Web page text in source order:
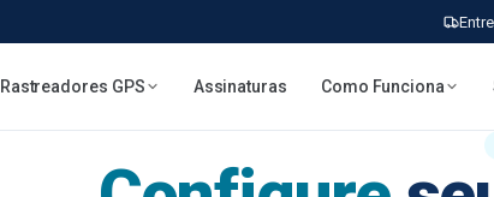
Rastreadores GPS Assinaturas Como Funciona